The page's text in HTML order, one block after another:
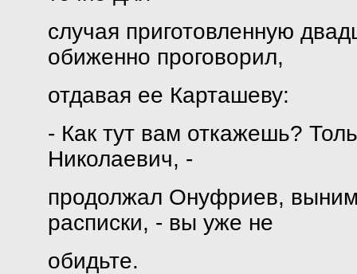
случая приготовленную
обиженно проговорил,
отдавая ее Карташеву:
- Как тут вам откажешь?
Николаевич, -
продолжал Онуфриев,
расписки, - вы уже не
обидьте.